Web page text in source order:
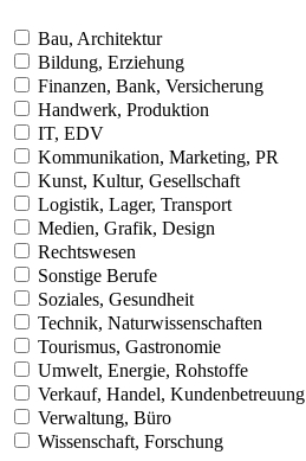
Bau, Architektur
Bildung, Erziehung
Finanzen, Bank, Versicherung
Handwerk, Produktion
IT, EDV
Kommunikation, Marketing, PR
Kunst, Kultur, Gesellschaft
Logistik, Lager, Transport
Medien, Grafik, Design
Rechtswesen
Sonstige Berufe
Soziales, Gesundheit
Technik, Naturwissenschaften
Tourismus, Gastronomie
Umwelt, Energie, Rohstoffe
Verkauf, Handel, Kundenbetreuung
Verwaltung, Büro
Wissenschaft, Forschung